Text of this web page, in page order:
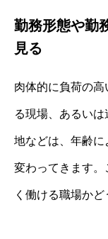
勤務形態や勤
見る
肉体的に負荷の
る現場、あるい
地などは、年齢
変わってきます
く働ける職場かど